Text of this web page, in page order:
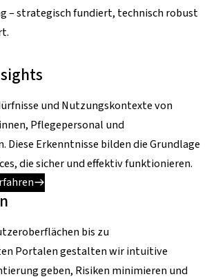
– strategisch fundiert, technisch robust
und Nutzungskontexte von
Pflegepersonal und
Diese Erkenntnisse bilden die Grundlage
die sicher und effektiv funktionieren.
bis zu
Portalen gestalten wir intuitive
geben, Risiken minimieren und